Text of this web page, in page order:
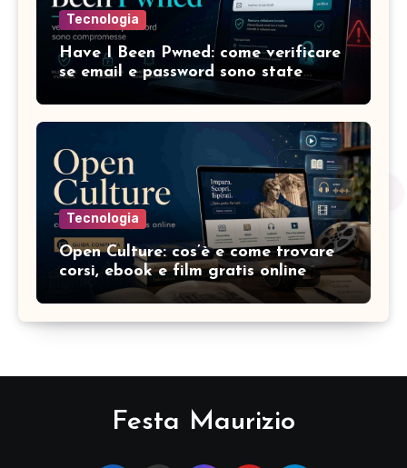
Tecnologia
Have I Been Pwned: come verificare
se email e password sono state
compromesse
Tecnologia
Open Culture: cos’è e come trovare
corsi, ebook e film gratis online
Festa Maurizio